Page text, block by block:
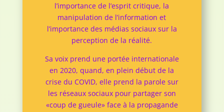
l’importance de l’esprit critique, la
manipulation de l’information et
l’importance des médias sociaux sur la
perception de la réalité.
Sa voix prend une portée internationale
en 2020, quand, en plein début de la
crise du COVID, elle prend la parole sur
les réseaux sociaux pour partager son
«coup de gueule» face à la propagande